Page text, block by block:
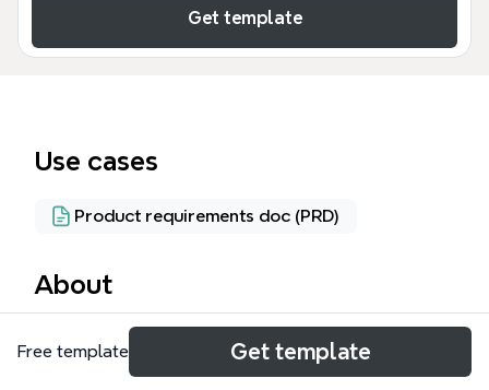
Get template
Use cases
Product requirements doc (PRD)
About
从点子到产品是一份面向产品经理和创业者的思维导图
模板，系统梳理了从创意到落地的完整流程，涵盖4大
Free template Get template